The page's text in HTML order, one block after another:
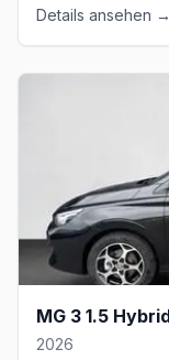
Details ansehen →
MG 3 1.5
2026